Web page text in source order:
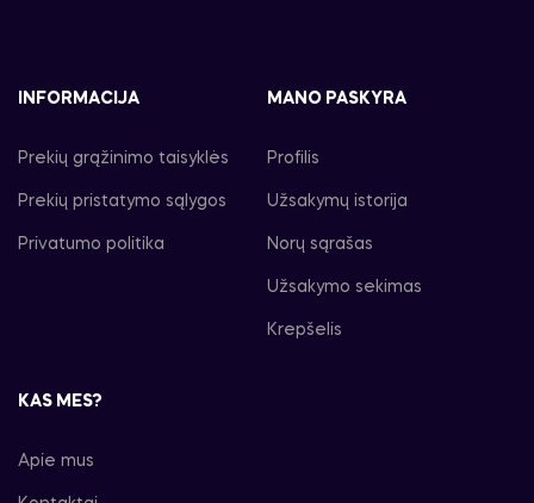
INFORMACIJA
Prekių grąžinimo taisyklės
Prekių pristatymo sąlygos
Privatumo politika
MANO PASKYRA
Profilis
Užsakymų istorija
Norų sąrašas
Užsakymo sekimas
Krepšelis
KAS MES?
Apie mus